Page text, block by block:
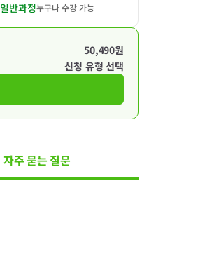
일반과정누구나 수강 가능
50,490원
신청 유형 선택
자주 묻는 질문